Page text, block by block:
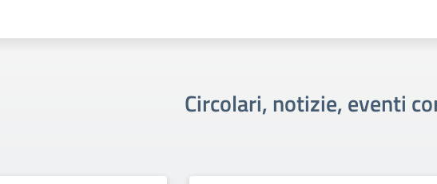
Circolari, notizie, eventi